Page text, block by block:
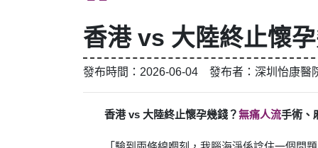
香港 vs 大陸終止懷
發布時間：2026-06-04 發布者：深圳怡康醫
香港 vs 大陸終止懷孕幾錢？無痛人流手術、